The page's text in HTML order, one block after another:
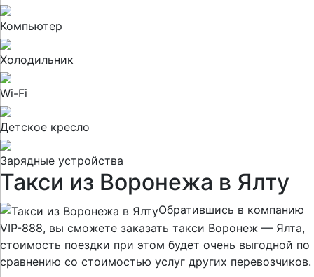
Компьютер
Холодильник
Wi-Fi
Детское кресло
Зарядные устройства
Такси из Воронежа в Ялту
Обратившись в компанию
VIP-888, вы сможете заказать такси Воронеж — Ялта,
стоимость поездки при этом будет очень выгодной по
сравнению со стоимостью услуг других перевозчиков.